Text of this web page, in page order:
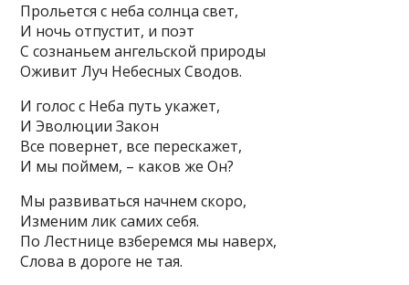
Прольется с неба солнца свет,
И ночь отпустит, и поэт
С сознаньем ангельской природы
Оживит Луч Небесных Сводов.
И голос с Неба путь укажет,
И Эволюции Закон
Все повернет, все перескажет,
И мы поймем, – каков же Он?
Мы развиваться начнем скоро,
Изменим лик самих себя.
По Лестнице взберемся мы наверх,
Слова в дороге не тая.